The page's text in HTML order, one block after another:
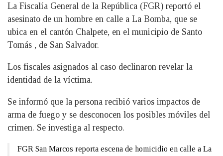
La Fiscalía General de la República (FGR) reportó el
asesinato de un hombre en calle a La Bomba, que se
ubica en el cantón Chalpete, en el municipio de Santo
Tomás , de San Salvador.
Los fiscales asignados al caso declinaron revelar la
identidad de la víctima.
Se informó que la persona recibió varios impactos de
arma de fuego y se desconocen los posibles móviles del
crimen. Se investiga al respecto.
FGR San Marcos reporta escena de homicidio en calle a La